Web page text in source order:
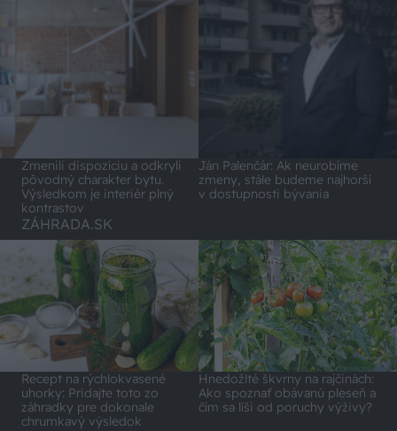
Zmenili dispozíciu a odkryli
pôvodný charakter bytu.
Výsledkom je interiér plný
kontrastov
Ján Palenčár: Ak neurobíme
zmeny, stále budeme najhorší
v dostupnosti bývania
ZÁHRADA.SK
Recept na rýchlokvasené
uhorky: Pridajte toto zo
záhradky pre dokonale
chrumkavý výsledok
Hnedožlté škvrny na rajčinách:
Ako spoznať obávanú pleseň a
čím sa líši od poruchy výživy?